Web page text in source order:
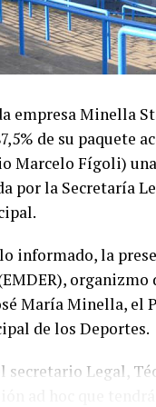
empresa Minella
de su paquete
Marcelo Fígoli)
por la Secretaría
informado, la
María Minella, el
de los Deportes.
secretario Legal,